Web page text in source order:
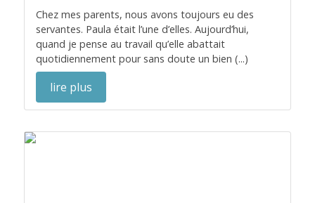
Chez mes parents, nous avons toujours eu des
servantes. Paula était l’une d’elles. Aujourd’hui,
quand je pense au travail qu’elle abattait
quotidiennement pour sans doute un bien (...)
lire plus